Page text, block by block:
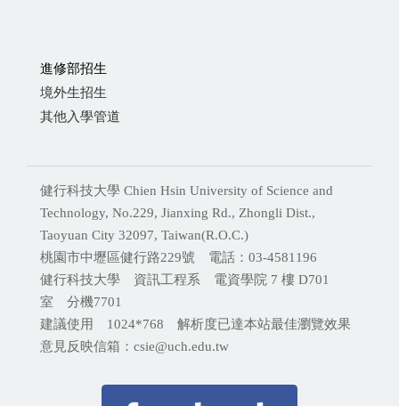
進修部招生
境外生招生
其他入學管道
健行科技大學 Chien Hsin University of Science and
Technology, No.229, Jianxing Rd., Zhongli Dist.,
Taoyuan City 32097, Taiwan(R.O.C.)
桃園市中壢區健行路229號 電話：03-4581196
健行科技大學 資訊工程系 電資學院 7 樓 D701
室 分機7701
建議使用 1024*768 解析度已達本站最佳瀏覽效果
意見反映信箱：csie@uch.edu.tw